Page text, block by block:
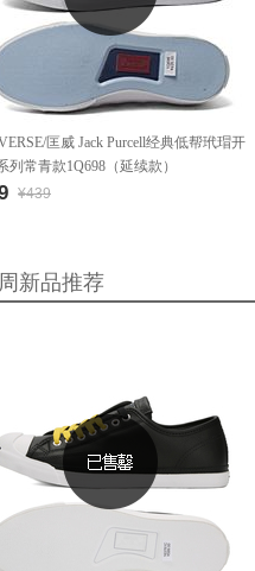
匡威 Jack Purcell经典低帮玳瑁开
列常青款1Q698（延续款）
¥439
新品推荐